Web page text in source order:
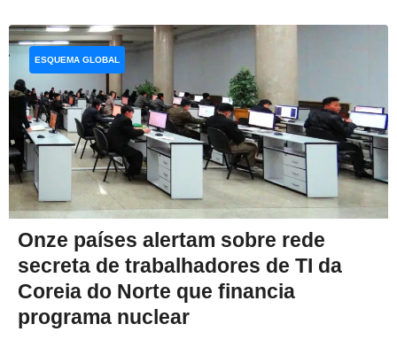
Onze países alertam sobre rede
secreta de trabalhadores de TI da
Coreia do Norte que financia
programa nuclear
ESQUEMA GLOBAL